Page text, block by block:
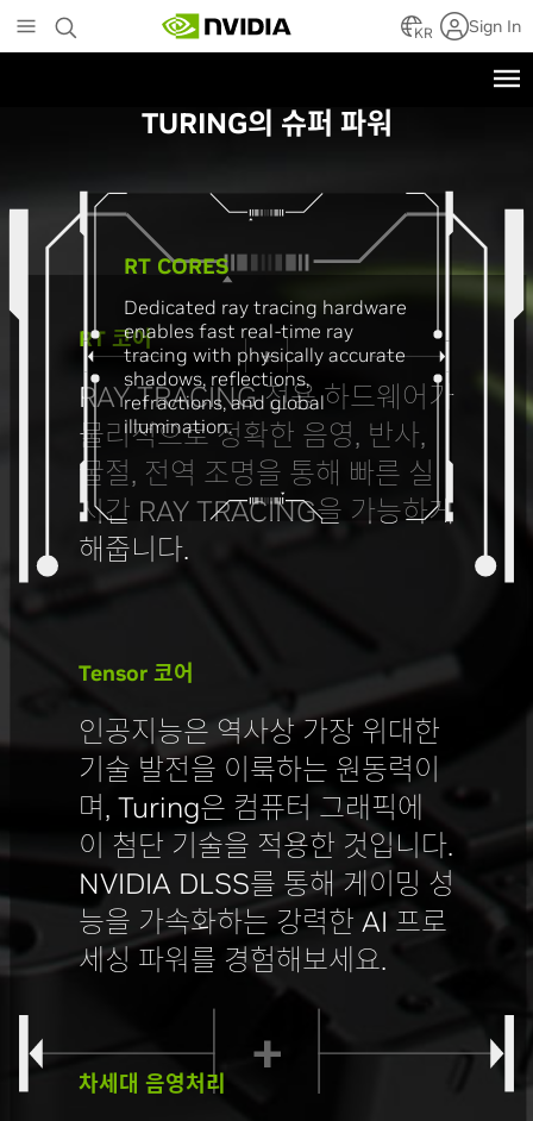
to
main
KR Sign In
TURING의 슈퍼 파워
RT 코어
RAY TRACING 전용 하드웨어가
물리적으로 정확한 음영, 반사,
굴절, 전역 조명을 통해 빠른 실
시간 RAY TRACING을 가능하게
해줍니다.
Tensor 코어
인공지능은 역사상 가장 위대한
기술 발전을 이룩하는 원동력이
며, Turing은 컴퓨터 그래픽에
이 첨단 기술을 적용한 것입니다.
NVIDIA DLSS를 통해 게이밍 성
능을 가속화하는 강력한 AI 프로
세싱 파워를 경험해보세요.
차세대 음영처리
RT CORES
Dedicated ray tracing hardware
enables fast real-time ray
tracing with physically accurate
shadows, reflections,
refractions, and global
illumination.